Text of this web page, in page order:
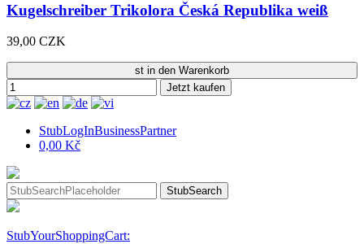
Kugelschreiber Trikolora Česká Republika weiß
39,00 CZK
st in den Warenkorb
Jetzt kaufen
StubLogInBusinessPartner
0,00 Kč
StubSearch
StubYourShoppingCart: